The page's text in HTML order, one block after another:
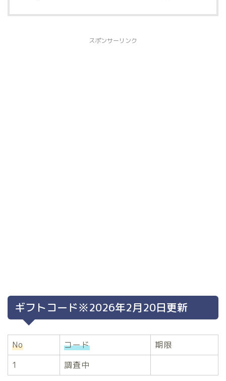
スポンサーリンク
ギフトコード※2026年2月20日更新
No コード
期限
1
調査中